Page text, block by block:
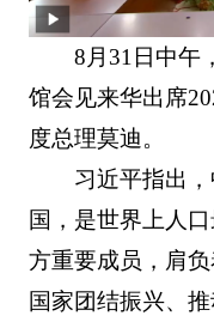
8月31日中午
馆会见来华出席
度总理莫迪。
习近平指出
国，是世界上人
方重要成员，肩
国家团结振兴、